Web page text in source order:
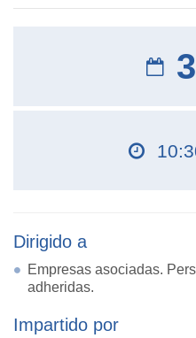
Dirigido a
Empresas asociadas.
adheridas.
Impartido por